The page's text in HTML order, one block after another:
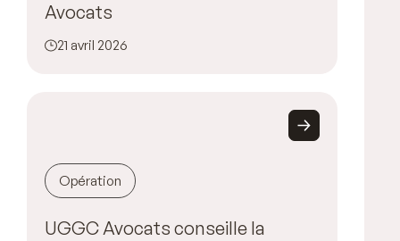
Avocats
21 avril 2026
Opération
UGGC Avocats conseille la